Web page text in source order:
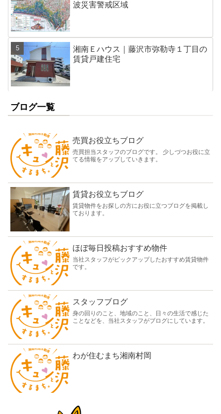
波災害警戒区域
湘南Ｅハウス｜藤沢市弥勒寺１丁目の
賃貸戸建住宅
ブログ一覧
売買お役立ちブログ
売買担当スタッフのブログです。 少しづつお役に立
てる情報をアップしていきます。
賃貸お役立ちブログ
賃貸物件をお探しの方にお役に立つブログを掲載し
ております。
ほぼ毎日投稿おすすめ物件
当社スタッフがピックアップしたおすすめ賃貸物件
です。
スタッフブログ
身の回りのこと、地域のこと、日々の生活で感じた
ことなどを、当社スタッフがブログにしています。
わが住むまち湘南村岡